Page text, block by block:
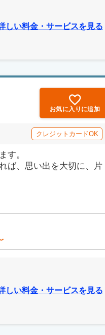
しい料金・サービスを見る
お気に入りに追加
クレジットカードOK
す。
ば、思い出を大切に、片
しい料金・サービスを見る